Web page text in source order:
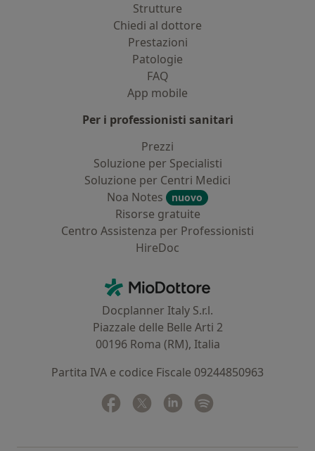
Strutture
Chiedi al dottore
Prestazioni
Patologie
FAQ
App mobile
Per i professionisti sanitari
Prezzi
Soluzione per Specialisti
Soluzione per Centri Medici
Noa Notes
nuovo
Risorse gratuite
Centro Assistenza per Professionisti
HireDoc
MioDottore - Homepage
Docplanner Italy S.r.l.
Piazzale delle Belle Arti 2
00196 Roma (RM), Italia
Partita IVA e codice Fiscale 09244850963
Facebook
si apre in una nuova scheda
Twitter
si apre in una nuova scheda
Linkedin
si apre in una nuova